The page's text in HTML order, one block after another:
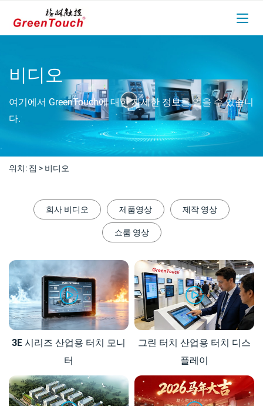
비디오
여기에서 GreenTouch에 대한 자세한 정보를 얻을 수 있습니
다.
위치: 집 > 비디오
회사 비디오 제품영상 제작 영상
쇼룸 영상
3E 시리즈 산업용 터치 모니
터
그린 터치 산업용 터치 디스
플레이